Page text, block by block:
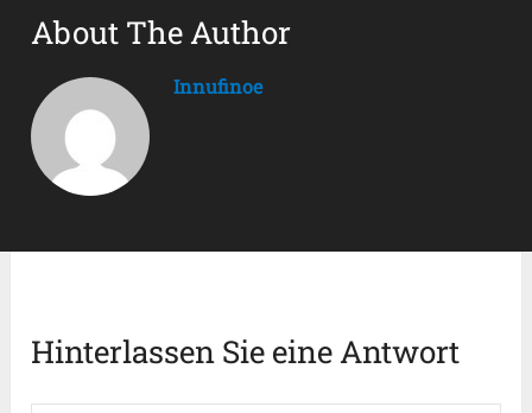
About The Author
Innufinoe
Hinterlassen Sie eine Antwort